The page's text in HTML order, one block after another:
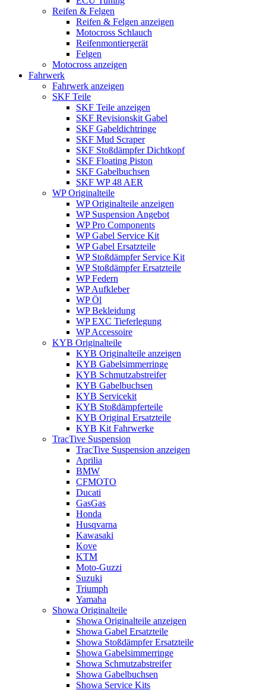
Reifen & Felgen
Reifen & Felgen anzeigen
Motocross Schlauch
Reifenmontiergerät
Felgen
Motocross anzeigen
Fahrwerk
Fahrwerk anzeigen
SKF Teile
SKF Teile anzeigen
SKF Revisionskit Gabel
SKF Gabeldichtringe
SKF Mud Scraper
SKF Stoßdämpfer Dichtkopf
SKF Floating Piston
SKF Gabelbuchsen
SKF WP 48 AER
WP Originalteile
WP Originalteile anzeigen
WP Suspension Angebot
WP Pro Components
WP Gabel Service Kit
WP Gabel Ersatzteile
WP Stoßdämpfer Service Kit
WP Stoßdämpfer Ersatzteile
WP Federn
WP Aufkleber
WP Öl
WP Bekleidung
WP EXC Tieferlegung
WP Accessoire
KYB Originalteile
KYB Originalteile anzeigen
KYB Gabelsimmerringe
KYB Schmutzabstreifer
KYB Gabelbuchsen
KYB Servicekit
KYB Stoßdämpferteile
KYB Original Ersatzteile
KYB Kit Fahrwerke
TracTive Suspension
TracTive Suspension anzeigen
Aprilia
BMW
CFMOTO
Ducati
GasGas
Honda
Husqvarna
Kawasaki
Kove
KTM
Moto-Guzzi
Suzuki
Triumph
Yamaha
Showa Originalteile
Showa Originalteile anzeigen
Showa Gabel Ersatzteile
Showa Stoßdämpfer Ersatzteile
Showa Gabelsimmerringe
Showa Schmutzabstreifer
Showa Gabelbuchsen
Showa Service Kits